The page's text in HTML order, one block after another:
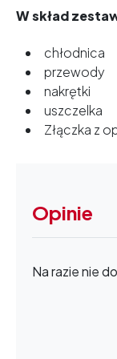
W skład
chłodnica
przewody
nakrętki
uszczelka
Złączka z
Opinie
Na razie nie